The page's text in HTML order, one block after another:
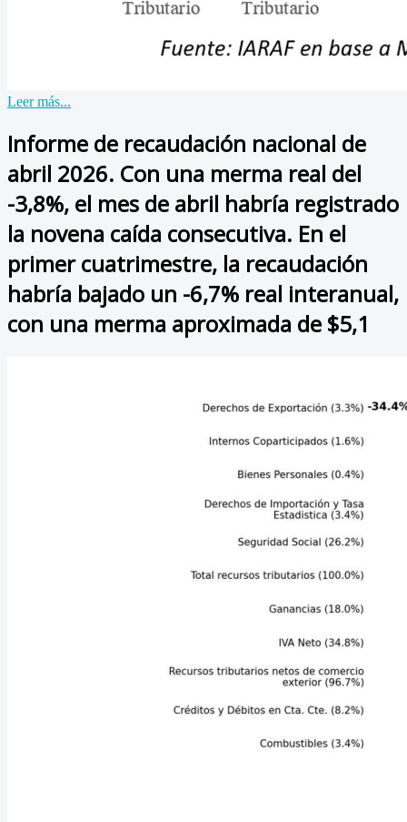
Leer más...
Informe de recaudación nacional de
abril 2026. Con una merma real del
-3,8%, el mes de abril habría registrado
la novena caída consecutiva. En el
primer cuatrimestre, la recaudación
habría bajado un -6,7% real interanual,
con una merma aproximada de $5,1